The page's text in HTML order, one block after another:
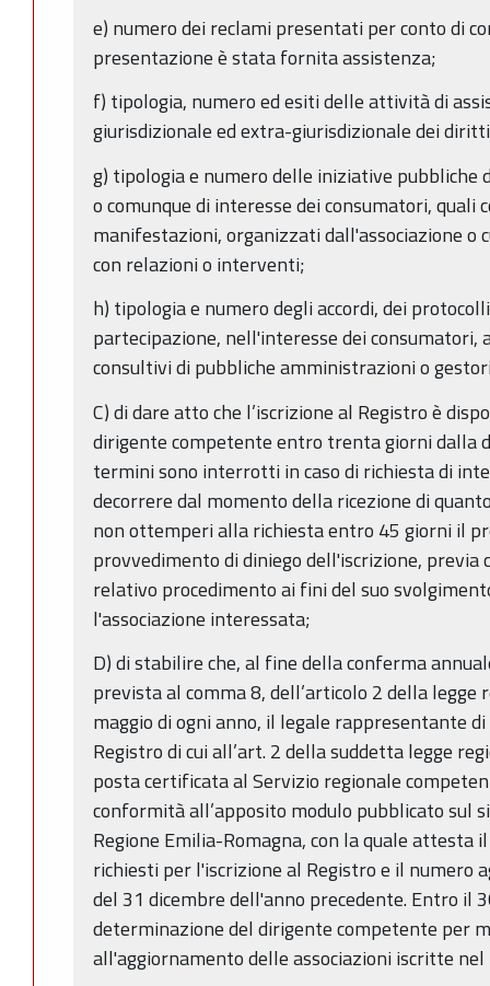
e) numero dei reclami presentati per conto di
presentazione è stata fornita assistenza;
f) tipologia, numero ed esiti delle attività di
giurisdizionale ed extra-giurisdizionale dei
g) tipologia e numero delle iniziative
o comunque di interesse dei consumatori, quali
manifestazioni, organizzati dall'associazione o
con relazioni o interventi;
h) tipologia e numero degli accordi, dei
partecipazione, nell'interesse dei
consultivi di pubbliche amministrazioni o
C) di dare atto che l’iscrizione al Registro è
dirigente competente entro trenta giorni dalla
termini sono interrotti in caso di richiesta di
decorrere dal momento della ricezione di
non ottemperi alla richiesta entro 45 giorni il
provvedimento di diniego dell'iscrizione, previa
relativo procedimento ai fini del suo
l'associazione interessata;
D) di stabilire che, al fine della conferma
prevista al comma 8, dell’articolo 2 della
maggio di ogni anno, il legale rappresentante
Registro di cui all’art. 2 della suddetta legge
posta certificata al Servizio regionale
conformità all’apposito modulo pubblicato sul
Regione Emilia-Romagna, con la quale
richiesti per l'iscrizione al Registro e il numero
del 31 dicembre dell'anno precedente. Entro il
determinazione del dirigente competente per
all'aggiornamento delle associazioni iscritte